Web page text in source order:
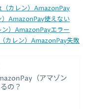
カレン）AmazonPay
AmazonPay使えない
）AmazonPayエラー
カレン）AmazonPay失敗
（アマゾン
の？